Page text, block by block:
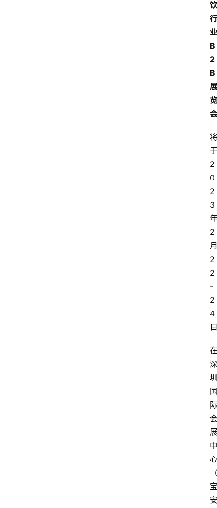
饮
行
业
B
2
B
展
览
会
将
于
2
0
2
3
年
2
月
2
2
-
2
4
日
在
深
圳
国
际
会
展
中
心
（
宝
安